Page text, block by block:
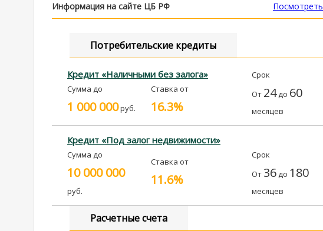
Информация на сайте ЦБ РФ Посмотреть
Потребительские кредиты
Кредит «Наличными без залога»
Сумма до
1 000 000руб.
Ставка от
16.3%
Срок
От 24до 60
месяцев
Кредит «Под залог недвижимости»
Сумма до
10 000 000
руб.
Ставка от
11.6%
Срок
От 36до 180
месяцев
Расчетные счета